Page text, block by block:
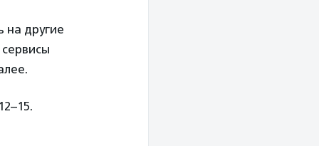
на другие